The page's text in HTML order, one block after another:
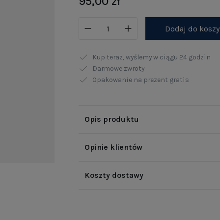
Dodaj do
Kup teraz, wyślemy w ciągu 24 godzin
Darmowe zwroty
Opakowanie na prezent gratis
Opis produktu
Opinie klientów
Koszty dostawy